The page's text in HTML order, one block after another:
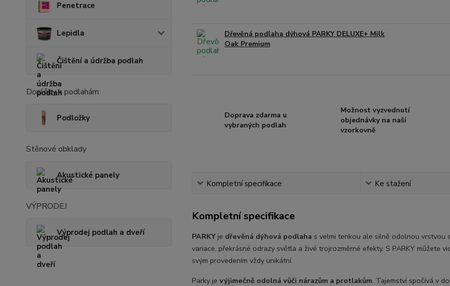
Penetrace
Lepidla
Čištění a údržba podlah
Doplňky k podlahám
Podložky
Stěnové obklady
Akustické panely
VÝPRODEJ
Výprodej podlah a dveří
Dřevěná podlaha dýhová PARKY DELUXE+ Milk
Oak Premium
Doprava zdarma u
vybraných podlah
Možnost vyzvednutí
objednávky na naší
vzorkovně
Kompletní specifikace Ke stažení
Kompletní specifikace
PARKYje dřevěná dýhová podlaha s velmi tenkou ale silně odolnou vrstvou
variace, překrásné odrazy světla a živé trojrozměrné efekty. S PARKY můžete
svým provedením vždy unikátní.
Parky je výjimečně odolná vůči nárazům a protlakům. Tajemství spočívá v